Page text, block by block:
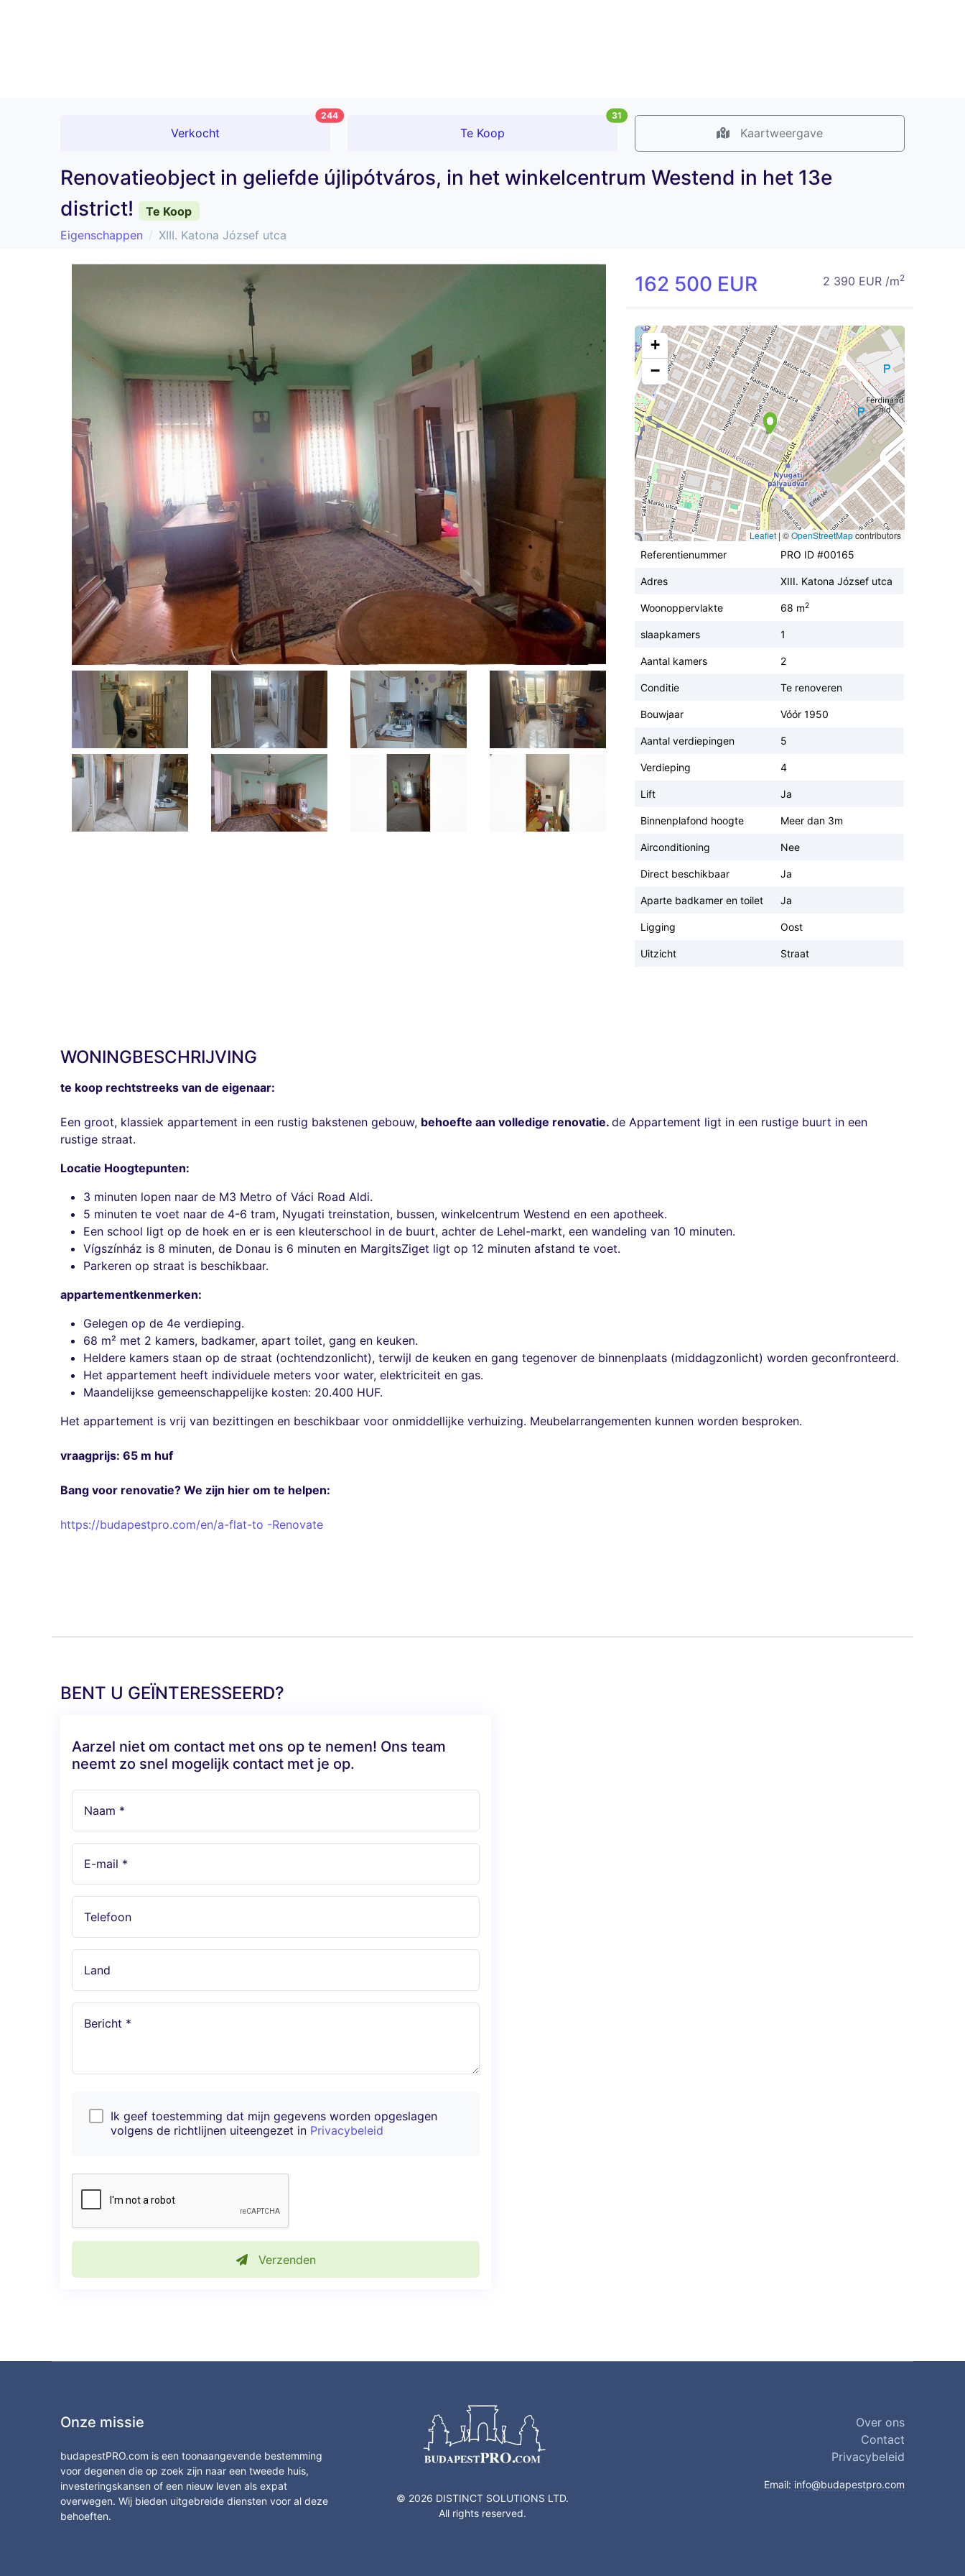
Verkocht
244
Te Koop
31
Kaartweergave
Renovatieobject in geliefde újlipótváros, in het winkelcentrum Westend in het 13e
district!
Te Koop
Eigenschappen
XIII. Katona József utca
162 500 EUR 2 390 EUR /m2
+
−
Leaflet | ©OpenStreetMapcontributors
Referentienummer
PRO ID #00165
Adres XIII. Katona József utca
Woonoppervlakte 68 m2
slaapkamers 1
Aantal kamers 2
Conditie Te renoveren
Bouwjaar Vóór 1950
Aantal verdiepingen 5
Verdieping 4
Lift Ja
Binnenplafond hoogte Meer dan 3m
Airconditioning Nee
Direct beschikbaar Ja
Aparte badkamer en toilet Ja
Ligging Oost
Uitzicht Straat
WONINGBESCHRIJVING
te koop rechtstreeks van de eigenaar:
Een groot, klassiek appartement in een rustig bakstenen gebouw, behoefte aan volledige renovatie. de Appartement ligt in een rustige buurt in een
rustige straat.
Locatie Hoogtepunten:
3 minuten lopen naar de M3 Metro of Váci Road Aldi.
5 minuten te voet naar de 4-6 tram, Nyugati treinstation, bussen, winkelcentrum Westend en een apotheek.
Een school ligt op de hoek en er is een kleuterschool in de buurt, achter de Lehel-markt, een wandeling van 10 minuten.
Vígszínház is 8 minuten, de Donau is 6 minuten en MargitsZiget ligt op 12 minuten afstand te voet.
Parkeren op straat is beschikbaar.
appartementkenmerken:
Gelegen op de 4e verdieping.
68 m² met 2 kamers, badkamer, apart toilet, gang en keuken.
Heldere kamers staan ​​op de straat (ochtendzonlicht), terwijl de keuken en gang tegenover de binnenplaats (middagzonlicht) worden geconfronteerd.
Het appartement heeft individuele meters voor water, elektriciteit en gas.
Maandelijkse gemeenschappelijke kosten: 20.400 HUF.
Het appartement is vrij van bezittingen en beschikbaar voor onmiddellijke verhuizing. Meubelarrangementen kunnen worden besproken.
vraagprijs: 65 m huf
Bang voor renovatie? We zijn hier om te helpen:
https://budapestpro.com/en/a-flat-to -Renovate
BENT U GEÏNTERESSEERD?
Aarzel niet om contact met ons op te nemen! Ons team
neemt zo snel mogelijk contact met je op.
Naam *
E-mail *
Telefoon
Land
Bericht *
Ik geef toestemming dat mijn gegevens worden opgeslagen
volgens de richtlijnen uiteengezet in Privacybeleid
Verzenden
Onze missie
budapestPRO.com is een toonaangevende bestemming
voor degenen die op zoek zijn naar een tweede huis,
investeringskansen of een nieuw leven als expat
overwegen. Wij bieden uitgebreide diensten voor al deze
behoeften.
© 2026 DISTINCT SOLUTIONS LTD.
All rights reserved.
Over ons
Contact
Privacybeleid
Email: info@budapestpro.com